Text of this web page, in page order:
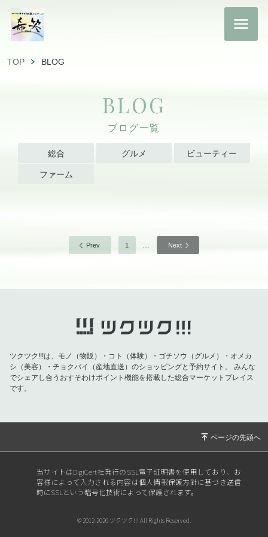
TOP BLOG
BLOG
ブログ一覧
総合 グルメ ビューティー
ファーム
Prev 1 Next
ツクツク!!!は、モノ（物販）・コト（体験）・ゴチソウ（グルメ）・オメカ
シ（美容）・チョクバイ（産地直送）のショッピングと予約サイト。
みんな
でシェアし合うおすそわけポイント機能を搭載した総合マーケットプレイス
です。
当サイトはDigiCert社発行のSSL電子証明書を使用しており、お
客様によって入力される内容は個人情報保護方針に基づき送信
時にSSLという暗号化技術によって保護されます。
© 2012-2026 ツクツク!!! All Rights Reserved.